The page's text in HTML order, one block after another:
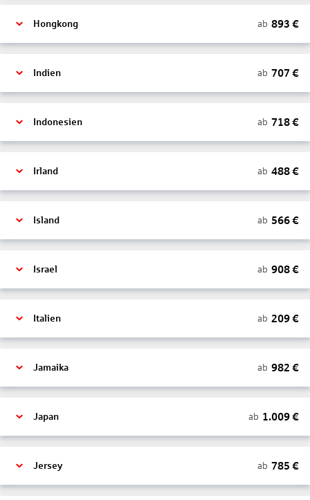
Hongkong ab 893 €
Indien ab 707 €
Indonesien ab 718€
Irland ab 488€
Island ab 566€
Israel ab 908€
Italien ab 209€
Jamaika ab 982 €
Japan ab 1.009€
Jersey ab 785 €